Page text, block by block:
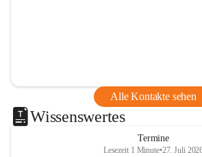
Alle Kontakte sehen
Wissenswertes
Termine
Lesezeit 1 Minute•27. Juli